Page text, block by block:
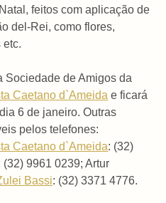
feitos com aplicação de
del-Rei, como flores,
etc.
Sociedade de Amigos da
Caetano d`Ameida e ficará
6 de janeiro. Outras
pelos telefones:
Caetano d`Ameida: (32)
9961 0239; Artur
Bassi: (32) 3371 4776.